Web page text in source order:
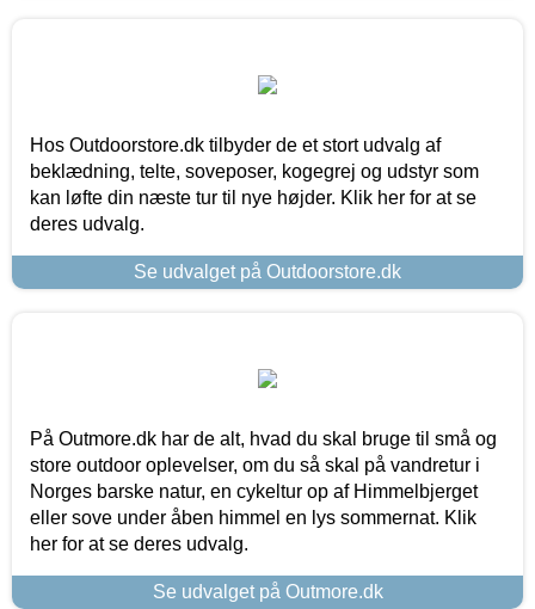
Hos Outdoorstore.dk tilbyder de et stort udvalg af
beklædning, telte, soveposer, kogegrej og udstyr som
kan løfte din næste tur til nye højder. Klik her for at se
deres udvalg.
Se udvalget på Outdoorstore.dk
På Outmore.dk har de alt, hvad du skal bruge til små og
store outdoor oplevelser, om du så skal på vandretur i
Norges barske natur, en cykeltur op af Himmelbjerget
eller sove under åben himmel en lys sommernat. Klik
her for at se deres udvalg.
Se udvalget på Outmore.dk